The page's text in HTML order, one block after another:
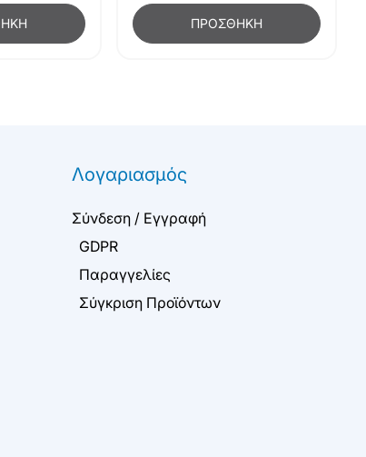
ΠΡΟΣΘΉΚΗ
Λογαριασμός
Σύνδεση / Εγγραφή
GDPR
Παραγγελίες
Σύγκριση Προϊόντων